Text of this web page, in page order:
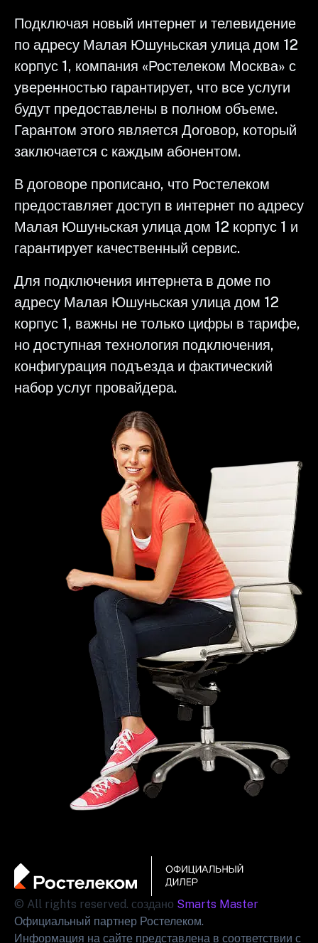
Подключая новый интернет и телевидение
по адресу Малая Юшуньская улица дом 12
корпус 1, компания «Ростелеком Москва» с
уверенностью гарантирует, что все услуги
будут предоставлены в полном объеме.
Гарантом этого является Договор, который
заключается с каждым абонентом.
В договоре прописано, что Ростелеком
предоставляет доступ в интернет по адресу
Малая Юшуньская улица дом 12 корпус 1 и
гарантирует качественный сервис.
Для подключения интернета в доме по
адресу Малая Юшуньская улица дом 12
корпус 1, важны не только цифры в тарифе,
но доступная технология подключения,
конфигурация подъезда и фактический
набор услуг провайдера.
© All rights reserved. создано Smarts Master
Официальный партнер Ростелеком.
Информация на сайте представлена в соответствии с